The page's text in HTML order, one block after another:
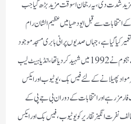
شدت دی،یہ رجحان اسوقت مزید بڑھ گیا جب
سے قبل ایودھیا میں عظیم الشان رام
کیاگیا ہے،جہاں صدیوں پرانی بابری مسجد موجود
تھی،جسے ہندو شدت پسندوں کے ہجوم نے 1992 میں شہید کردیاتھا،انڈیا ہیٹ لیب
پھیلانے کےلئے فیس بک،یوٹیوب اور ایکس
رہے اور انتخابات کے دوران بی جے پی کے
کی 266 اقلیت مخالف نفرت انگیز تقاریر کو یوٹیوب،فیس بک اور ایکس